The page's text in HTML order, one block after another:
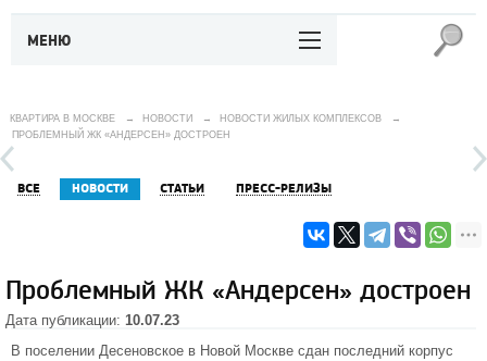
МЕНЮ
КВАРТИРА В МОСКВЕ → НОВОСТИ → НОВОСТИ ЖИЛЫХ КОМПЛЕКСОВ
→
ПРОБЛЕМНЫЙ ЖК «АНДЕРСЕН» ДОСТРОЕН
ВСЕ НОВОСТИ СТАТЬИ ПРЕСС-РЕЛИЗЫ
Проблемный ЖК «Андерсен» достроен
Дата публикации: 10.07.23
В поселении Десеновское в Новой Москве сдан последний корпус